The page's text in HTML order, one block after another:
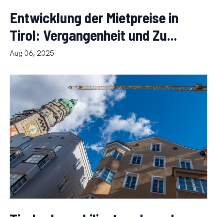
Entwicklung der Mietpreise in
Tirol: Vergangenheit und Zu...
Aug 06, 2025